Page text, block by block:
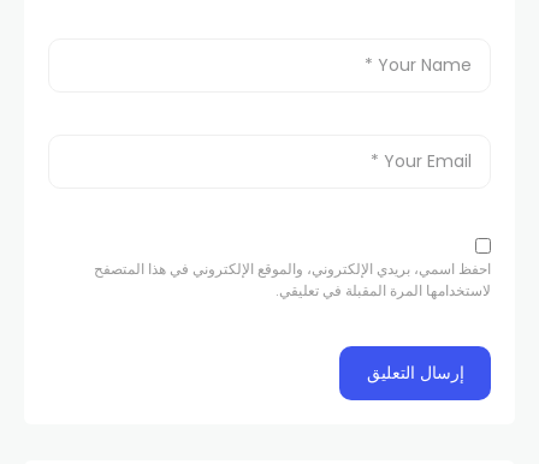
احفظ اسمي، بريدي الإلكتروني، والموقع الإلكتروني في هذا المتصفح
لاستخدامها المرة المقبلة في تعليقي.